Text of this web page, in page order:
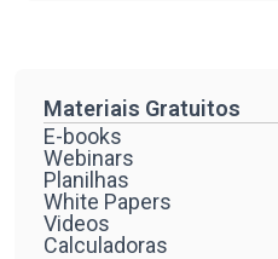
Materiais Gratuitos
E-books
Webinars
Planilhas
White Papers
Videos
Calculadoras